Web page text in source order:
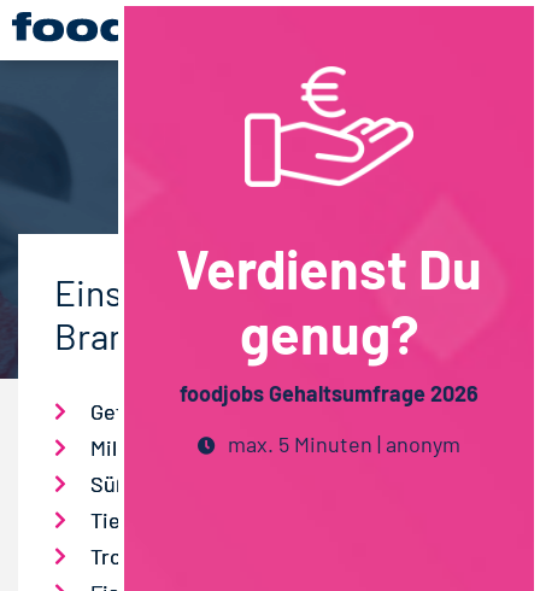
Einstiegsgehalt nach
Branchen
Getränke
Milch- / Molkereiprodukte
Süßwaren
Tiefkühlkost
Trockensortiment
Verdienst Du
genug?
foodjobs Gehaltsumfrage 2026
max. 5 Minuten | anonym